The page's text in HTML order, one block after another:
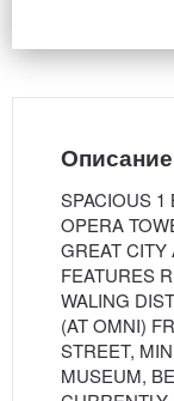
Описание
SPACIOUS 1
OPERA
GREAT CITY
FEATURES
WALING
(AT OMNI)
STREET,
MUSEUM,